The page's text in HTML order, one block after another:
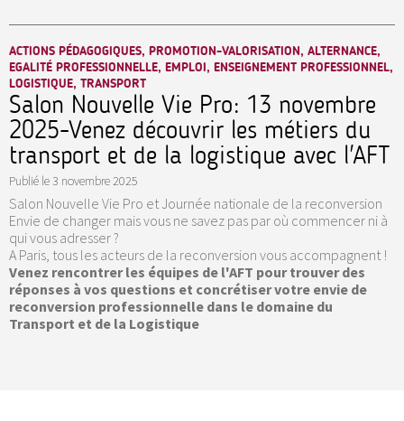
ACTIONS PÉDAGOGIQUES, PROMOTION-VALORISATION, ALTERNANCE,
EGALITÉ PROFESSIONNELLE, EMPLOI, ENSEIGNEMENT PROFESSIONNEL,
LOGISTIQUE, TRANSPORT
Salon Nouvelle Vie Pro: 13 novembre
2025-Venez découvrir les métiers du
transport et de la logistique avec l'AFT
Publié le3 novembre 2025
Salon Nouvelle Vie Pro et Journée nationale de la reconversion
Envie de changer mais vous ne savez pas par où commencer ni à
qui vous adresser ?
A Paris, tous les acteurs de la reconversion vous accompagnent !
Venez rencontrer les équipes de l'AFT pour trouver des
réponses à vos questions et concrétiser votre envie de
reconversion professionnelle dans le domaine du
Transport et de la Logistique